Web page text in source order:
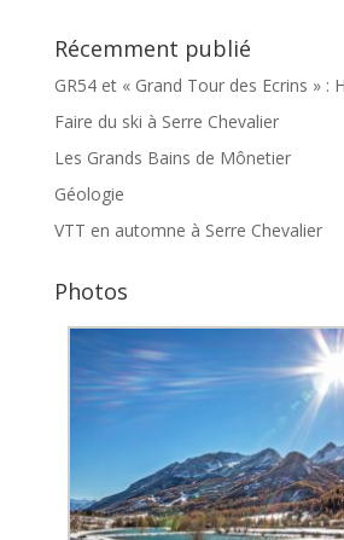
Récemment publié
GR54 et « Grand Tour des Ecrins » :
Faire du ski à Serre Chevalier
Les Grands Bains de Mônetier
Géologie
VTT en automne à Serre Chevalier
Photos